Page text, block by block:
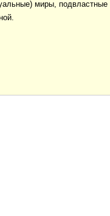
миры, подвластные